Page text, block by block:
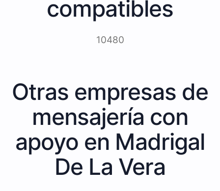
compatibles
10480
Otras empresas de
mensajería con
apoyo en Madrigal
De La Vera